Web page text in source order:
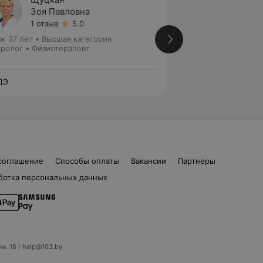
Зоя Павловна
1 отзыв
5.0
37 лет • Высшая категория
• Физиотерапевт
Способы оплаты Вакансии
Партнеры
персональных данных
16 | help@103.by